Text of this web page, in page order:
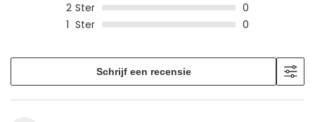
2 Ster
0
1 Ster 0
Schrijf een recensie